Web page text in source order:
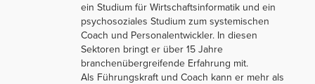
ein Studium für Wirtschaftsinformatik und ein
psychosoziales Studium zum systemischen
Coach und Personalentwickler. In diesen
Sektoren bringt er über 15 Jahre
branchenübergreifende Erfahrung mit.
Als Führungskraft und Coach kann er mehr als